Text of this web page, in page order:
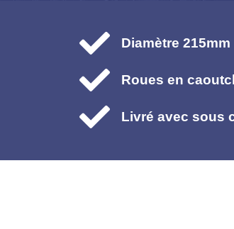
Diamètre 215mm
Roues en
Livré avec sous